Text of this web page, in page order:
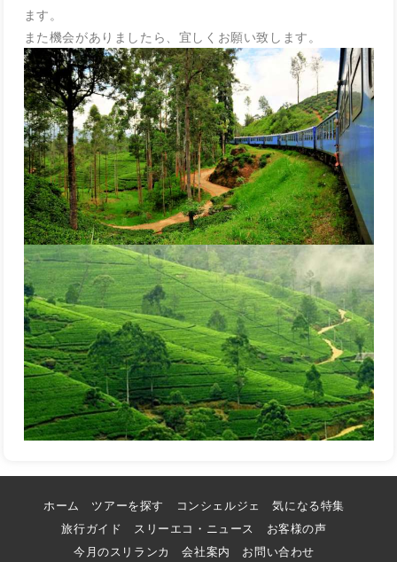
ます。
また機会がありましたら、宜しくお願い致します。
ホーム ツアーを探す コンシェルジェ
気になる特集
旅行ガイド
スリーエコ・ニュース
お客様の声
今月のスリランカ
会社案内
お問い合わせ